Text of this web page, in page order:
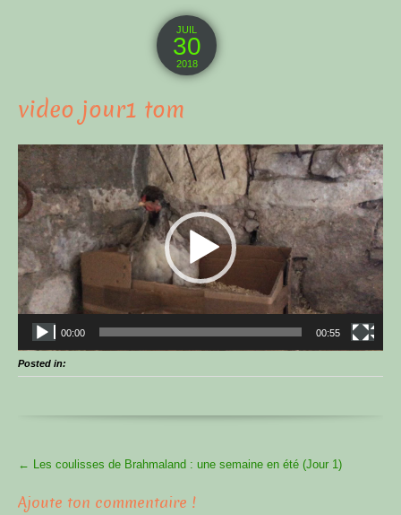
JUIL
30
2018
video jour1 tom
Lecteur
vidéo
00:00 00:55
Posted in:
More
← Les coulisses de Brahmaland : une semaine en été (Jour 1)
Ajoute ton commentaire !